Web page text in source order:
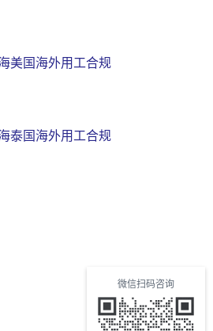
美国海外用工合规
泰国海外用工合规
微信扫码咨询